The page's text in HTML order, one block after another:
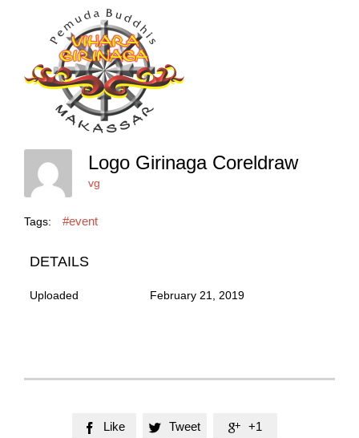
Logo Girinaga Coreldraw
vg
Tags: #event
DETAILS
Uploaded February 21, 2019
 Like  Tweet  +1